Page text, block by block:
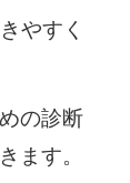
やすく
の診断
ます。